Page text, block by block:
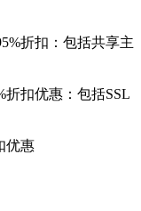
折扣：包括共享主
折扣优惠：包括SSL
优惠